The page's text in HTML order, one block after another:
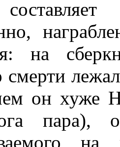
на
смерти
он хуже
пара),